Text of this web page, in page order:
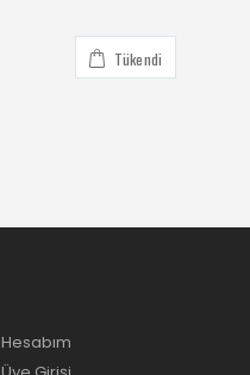
Tükendi
Hesabım